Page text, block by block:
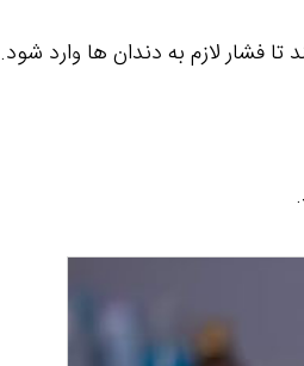
تا فشار لازم به دندان ها وارد شود.